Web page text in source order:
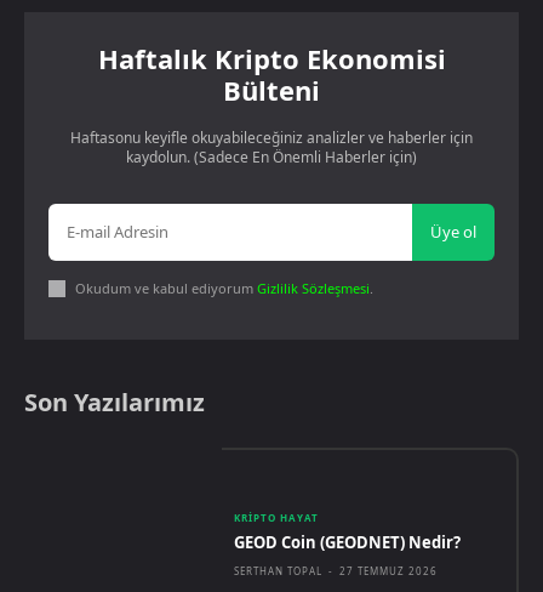
Haftalık Kripto Ekonomisi
Bülteni
Haftasonu keyifle okuyabileceğiniz analizler ve haberler için
kaydolun. (Sadece En Önemli Haberler için)
Üye ol
Okudum ve kabul ediyorum Gizlilik Sözleşmesi.
Son Yazılarımız
KRIPTO HAYAT
GEOD Coin (GEODNET) Nedir?
SERTHAN TOPAL - 27 TEMMUZ 2026